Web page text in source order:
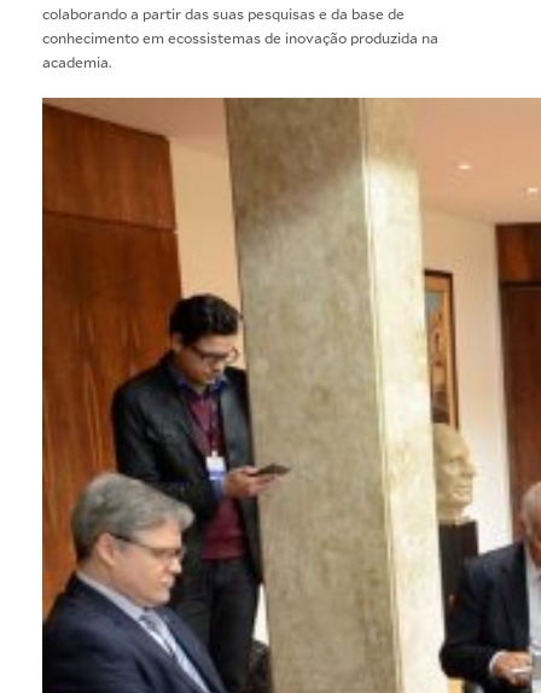
colaborando a partir das suas pesquisas e da base de
conhecimento em ecossistemas de inovação produzida na
academia.